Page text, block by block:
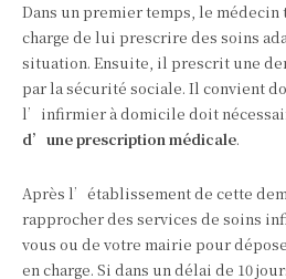
Dans un premier temps, le
charge de lui prescrire des soins
situation. Ensuite, il prescrit une
par la sécurité sociale. Il convient
l’infirmier à domicile doit
d’une prescription médicale.
Après l’établissement de cette
rapprocher des services de soins
vous ou de votre mairie pour
en charge. Si dans un délai de 10